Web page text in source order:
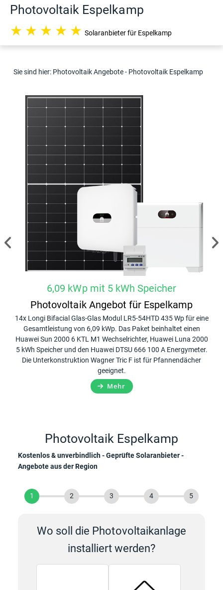
Photovoltaik Espelkamp
★ ★ ★ ★ ★ Solaranbieter für Espelkamp
Sie sind hier: Photovoltaik Angebote- Photovoltaik Espelkamp
6,09 kWp mit 5 kWh Speicher
Photovoltaik Angebot für Espelkamp
14x Longi Bifacial Glas-Glas Modul LR5-54HTD 435 Wp für eine
Gesamtleistung von 6,09 kWp. Das Paket beinhaltet einen
Huawei Sun 2000 6 KTL M1 Wechselrichter, Huawei Luna 2000
5 kWh Speicher und den Huawei DTSU 666 100 A Energymeter.
Die Unterkonstruktion Wagner Tric F ist für Pfannendächer
geeignet.
Mehr
Photovoltaik Espelkamp
Kostenlos & unverbindlich - Geprüfte Solaranbieter -
Angebote aus der Region
1 2 3 4 5
Wo soll die Photovoltaikanlage
installiert werden?